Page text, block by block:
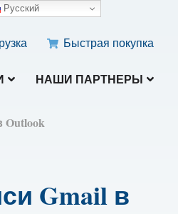
Быстрая покупка
НАШИ ПАРТНЕРЫ
Outlook
Gmail в
Русский